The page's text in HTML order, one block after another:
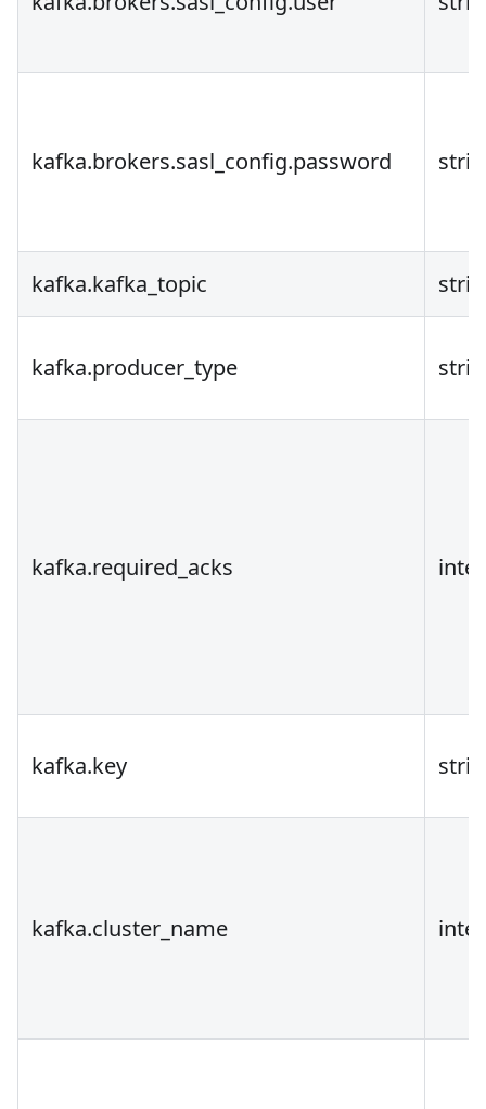
kafka.brokers.sasl_config.password
kafka.kafka_topic
kafka.producer_type
kafka.required_acks
kafka.key
kafka.cluster_name